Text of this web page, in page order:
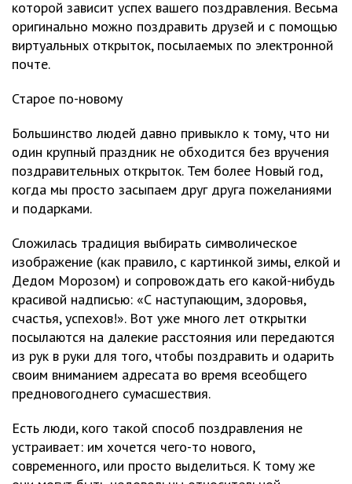
которой зависит успех вашего поздравления. Весьма
оригинально можно поздравить друзей и с помощью
виртуальных открыток, посылаемых по электронной
почте.
Старое по-новому
Большинство людей давно привыкло к тому, что ни
один крупный праздник не обходится без вручения
поздравительных открыток. Тем более Новый год,
когда мы просто засыпаем друг друга пожеланиями
и подарками.
Сложилась традиция выбирать символическое
изображение (как правило, с картинкой зимы, елкой и
Дедом Морозом) и сопровождать его какой-нибудь
красивой надписью: «С наступающим, здоровья,
счастья, успехов!». Вот уже много лет открытки
посылаются на далекие расстояния или передаются
из рук в руки для того, чтобы поздравить и одарить
своим вниманием адресата во время всеобщего
предновогоднего сумасшествия.
Есть люди, кого такой способ поздравления не
устраивает: им хочется чего-то нового,
современного, или просто выделиться. К тому же